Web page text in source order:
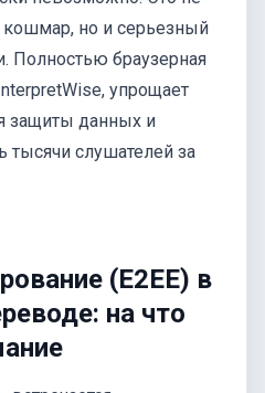
кошмар, но и серьезный
Полностью браузерная
упрощает
защиты данных и
тысячи слушателей за
(E2EE) в
на что